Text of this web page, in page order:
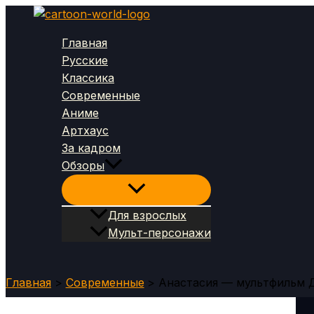
Перейти
содержимомуГлавная
Русские
Классика
Современные
Аниме
Артхаус
За кадром
Обзоры
Для взрослых
Мульт-персонажи
Главная Современные Анастасия — мультфильм